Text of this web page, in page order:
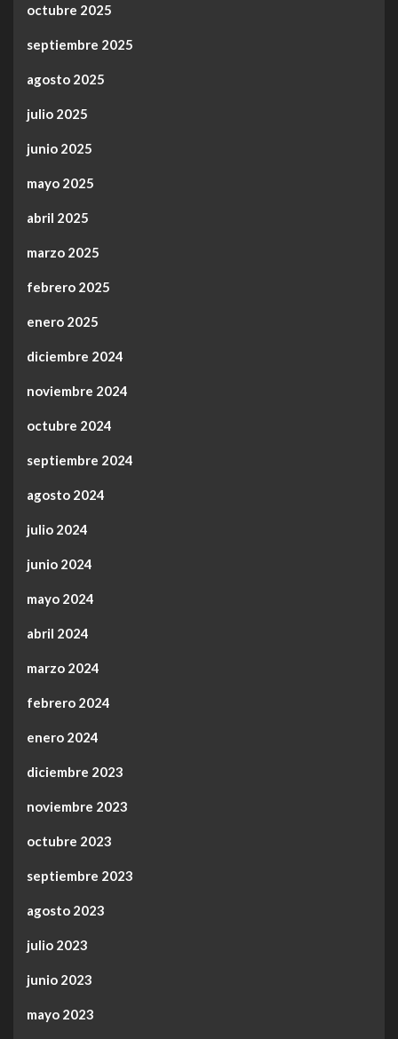
octubre 2025
septiembre 2025
agosto 2025
julio 2025
junio 2025
mayo 2025
abril 2025
marzo 2025
febrero 2025
enero 2025
diciembre 2024
noviembre 2024
octubre 2024
septiembre 2024
agosto 2024
julio 2024
junio 2024
mayo 2024
abril 2024
marzo 2024
febrero 2024
enero 2024
diciembre 2023
noviembre 2023
octubre 2023
septiembre 2023
agosto 2023
julio 2023
junio 2023
mayo 2023